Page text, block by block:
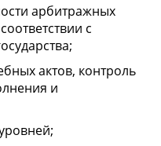
арбитражных
с
актов, контроль
и